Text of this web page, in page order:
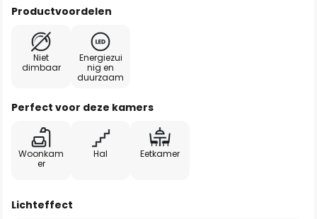
Productvoordelen
Niet
dimbaar
Energiezui
nig en
duurzaam
Perfect voor deze kamers
Woonkam
er
Hal Eetkamer
Lichteffect